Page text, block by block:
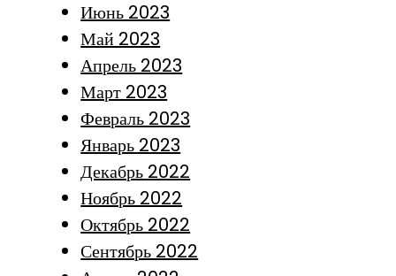
Июнь 2023
Май 2023
Апрель 2023
Март 2023
Февраль 2023
Январь 2023
Декабрь 2022
Ноябрь 2022
Октябрь 2022
Сентябрь 2022